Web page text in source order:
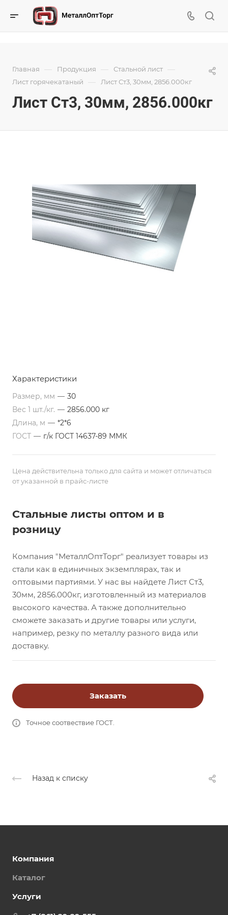
Главная — Продукция — Стальной лист —
Лист горячекатаный — Лист Ст3, 30мм, 2856.000кг
Лист Ст3, 30мм, 2856.000кг
Характеристики
Размер, мм — 30
Вес 1 шт./кг. — 2856.000 кг
Длина, м — *2*6
ГОСТ — г/к ГОСТ 14637-89 ММК
Цена действительна только для сайта и может отличаться
от указанной в прайс-листе
Стальные листы оптом и в
розницу
Компания "МеталлОптТорг" реализует товары из
стали как в единичных экземплярах, так и
оптовыми партиями. У нас вы найдете Лист Ст3,
30мм, 2856.000кг, изготовленный из материалов
высокого качества. А также дополнительно
сможете заказать и другие товары или услуги,
например, резку по металлу разного вида или
доставку.
Заказать
Точное соотвествие ГОСТ.
Назад к списку
Компания
Каталог
Услуги